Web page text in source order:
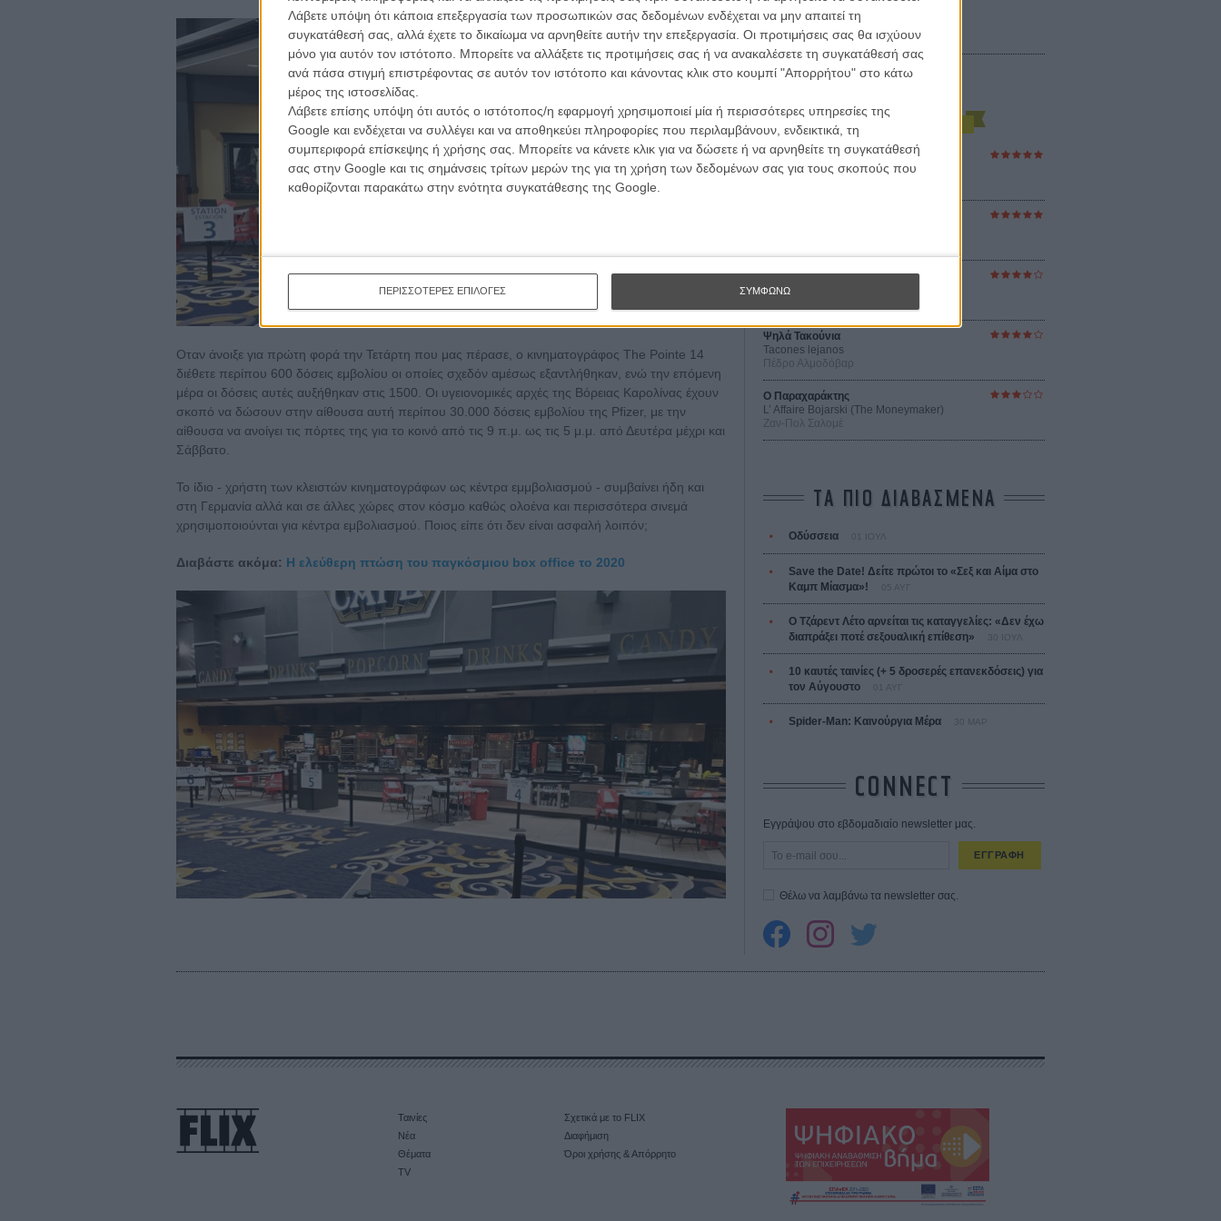
Λάβετε υπόψη ότι κάποια επεξεργασία των προσωπικών σας δεδομένων ενδέχεται να μην απαιτεί τη
συγκατάθεσή σας, αλλά έχετε το δικαίωμα να αρνηθείτε αυτήν την επεξεργασία. Οι προτιμήσεις σας θα ισχύουν
μόνο για αυτόν τον ιστότοπο. Μπορείτε να αλλάξετε τις προτιμήσεις σας ή να ανακαλέσετε τη συγκατάθεσή σας
ανά πάσα στιγμή επιστρέφοντας σε αυτόν τον ιστότοπο και κάνοντας κλικ στο κουμπί "Απορρήτου" στο κάτω
μέρος της ιστοσελίδας.
Λάβετε επίσης υπόψη ότι αυτός ο ιστότοπος/η εφαρμογή χρησιμοποιεί μία ή περισσότερες υπηρεσίες της
Google και ενδέχεται να συλλέγει και να αποθηκεύει πληροφορίες που περιλαμβάνουν, ενδεικτικά, τη
συμπεριφορά επίσκεψης ή χρήσης σας. Μπορείτε να κάνετε κλικ για να δώσετε ή να αρνηθείτε τη συγκατάθεσή
σας στην Google και τις σημάνσεις τρίτων μερών της για τη χρήση των δεδομένων σας για τους σκοπούς που
καθορίζονται παρακάτω στην ενότητα συγκατάθεσης της Google.
ΠΕΡΙΣΣΟΤΕΡΕΣ ΕΠΙΛΟΓΕΣ ΣΥΜΦΩΝΩ
Οταν άνοιξε για πρώτη φορά την Τετάρτη που μας πέρασε, ο κινηματογράφος The Pointe 14
διέθετε περίπου 600 δόσεις εμβολίου οι οποίες σχεδόν αμέσως εξαντλήθηκαν, ενώ την επόμενη
μέρα οι δόσεις αυτές αυξήθηκαν στις 1500. Οι υγειονομικές αρχές της Βόρειας Καρολίνας έχουν
σκοπό να δώσουν στην αίθουσα αυτή περίπου 30.000 δόσεις εμβολίου της Pfizer, με την
αίθουσα να ανοίγει τις πόρτες της για το κοινό από τις 9 π.μ. ως τις 5 μ.μ. από Δευτέρα μέχρι και
Σάββατο.
To ίδιο - χρήστη των κλειστών κινηματογράφων ως κέντρα εμμβολιασμού - συμβαίνει ήδη και
στη Γερμανία αλλά και σε άλλες χώρες στον κόσμο καθώς ολοένα και περισσότερα σινεμά
χρησιμοποιούνται για κέντρα εμβολιασμού. Ποιος είπε ότι δεν είναι ασφαλή λοιπόν;
Διαβάστε ακόμα: Η ελεύθερη πτώση του παγκόσμιου box office το 2020
Οι Αρμονίες Βερκμάιστερ
Werckmeister Harmonies
Οδύσσεια
The Odyssey
Ψηλά Τακούνια
Tacones lejanos
Πέδρο Αλμοδόβαρ
Ο Παραχαράκτης
L’ Affaire Bojarski (The Moneymaker)
Ζαν-Πολ Σαλομέ
ΤΑ ΠΙΟ ΔΙΑΒΑΣΜΕΝΑ
Οδύσσεια
Save the Date! Δείτε πρώτοι το «Σεξ και Αίμα στο
Καμπ Μίασμα»!
Ο Τζάρεντ Λέτο αρνείται τις καταγγελίες: «Δεν έχω
διαπράξει ποτέ σεξουαλική επίθεση»
10 καυτές ταινίες (+ 5 δροσερές επανεκδόσεις) για
τον Αύγουστο
Spider-Man: Καινούργια Μέρα 30 ΜΑΡ
CONNECT
Εγγράψου στο εβδομαδιαίο newsletter μας.
ΕΓΓΡΑΦΗ
Θέλω να λαμβάνω τα newsletter σας.
Ταινίες
Νέα
Θέματα
TV
Σχετικά με το FLIX
Διαφήμιση
Όροι χρήσης & Απόρρητο